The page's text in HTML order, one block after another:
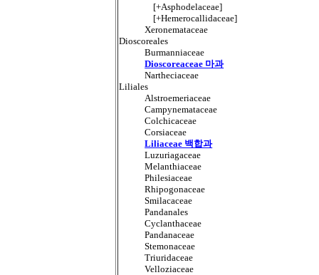
[+Asphodelaceae]
[+Hemerocallidaceae]
Xeronemataceae
Dioscoreales
Burmanniaceae
Dioscoreaceae 마과
Nartheciaceae
Liliales
Alstroemeriaceae
Campynemataceae
Colchicaceae
Corsiaceae
Liliaceae 백합과
Luzuriagaceae
Melanthiaceae
Philesiaceae
Rhipogonaceae
Smilacaceae
Pandanales
Cyclanthaceae
Pandanaceae
Stemonaceae
Triuridaceae
Velloziaceae